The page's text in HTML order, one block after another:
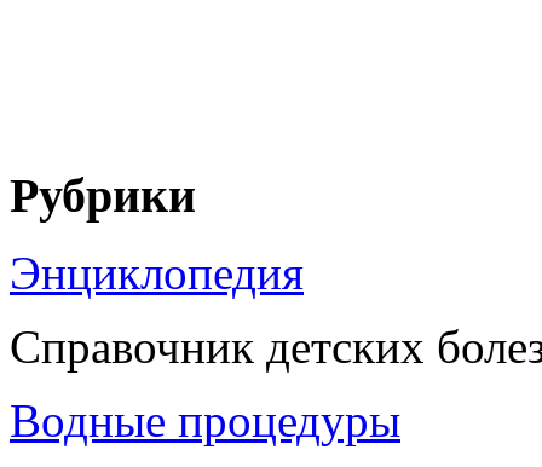
Рубрики
Энциклопедия
Справочник детских
Водные процедуры